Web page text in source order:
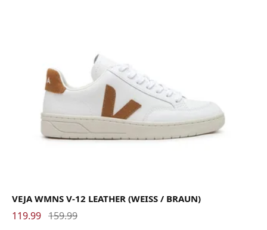
VEJA WMNS V-12 LEATHER (WEISS / BRAUN)
119.99 159.99